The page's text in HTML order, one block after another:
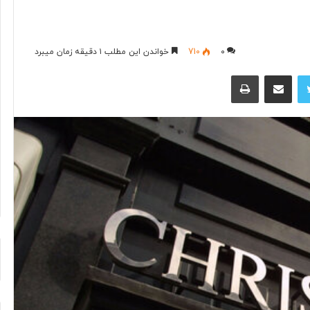
۰ 710 خواندن این مطلب ۱ دقیقه زمان میبرد
توییتر اشتراک گذاری از طریق ایمیل چاپ
ایرانی با
آیا
را
بگیرد؟
۲ روز پیش
آیا فناوری می‌تواند جای آتش‌نشان‌ها
را بگیرد؟